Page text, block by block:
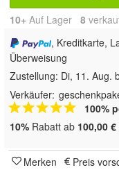
10+ Auf Lager 8
, Kreditkarte,
Überweisung
Zustellung: Di, 11. Aug.
Verkäufer:
100%
10% Rabatt ab 100,00 €
Merken Preis